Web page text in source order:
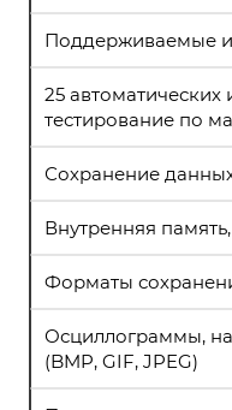
Поддерживаемые
25
тестирование по
Сохранение
Внутренняя
Форматы
Осциллограммы,
(BMP, GIF, JPEG)